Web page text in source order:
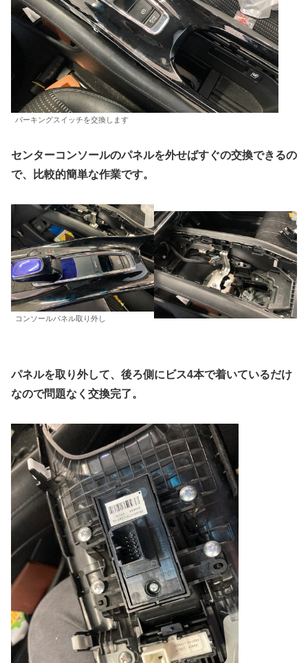
パーキングスイッチを交換します
センターコンソールのパネルを外せばすぐの交換できるの
で、比較的簡単な作業です。
コンソールパネル取り外し
パネルを取り外して、後ろ側にビス4本で着いているだけ
なので問題なく交換完了。